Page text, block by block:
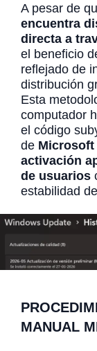
A pesar de
encuentra
directa a
el beneficio
reflejado de
distribución
Esta
computador
el código
de
activación
de usuarios
estabilidad
MANUAL